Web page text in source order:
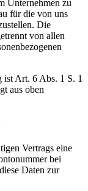
Unternehmen zu
für die von uns
Die
von allen
ist Art. 6 Abs. 1 S. 1
aus oben
Vertrags eine
bei
Daten zur